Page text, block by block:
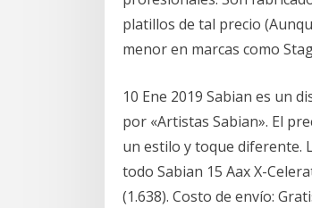
platillos de tal precio
menor en marcas como
10 Ene 2019 Sabian es un
por «Artistas Sabian». El
un estilo y toque diferente.
todo Sabian 15 Aax X-
(1.638). Costo de envío: